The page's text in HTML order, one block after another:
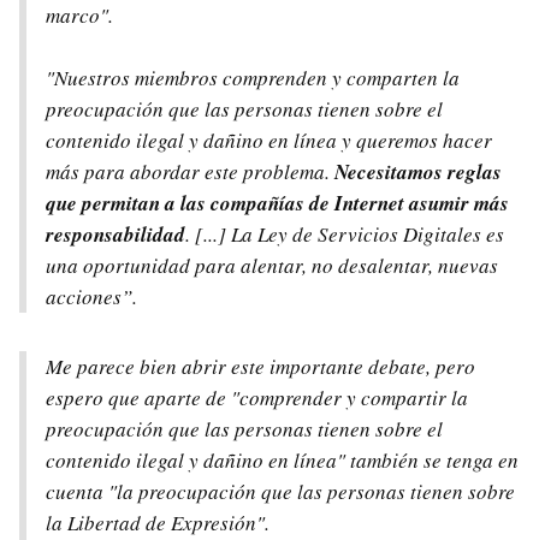
marco".
"Nuestros miembros comprenden y comparten la
preocupación que las personas tienen sobre el
contenido ilegal y dañino en línea y queremos hacer
más para abordar este problema.Necesitamos reglas
que permitan a las compañías de Internet asumir más
responsabilidad. [...] La Ley de Servicios Digitales es
una oportunidad para alentar, no desalentar, nuevas
acciones”.
Me parece bien abrir este importante debate, pero
espero que aparte de "comprender y compartir la
preocupación que las personas tienen sobre el
contenido ilegal y dañino en línea" también se tenga en
cuenta "la preocupación que las personas tienen sobre
la Libertad de Expresión".